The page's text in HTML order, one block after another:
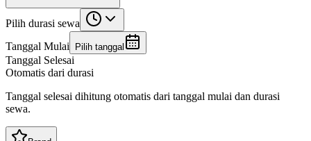
Pilih durasi sewa
Tanggal Mulai
Pilih tanggal
Tanggal Selesai
Otomatis dari durasi
Tanggal selesai dihitung otomatis dari tanggal mulai dan durasi
sewa.